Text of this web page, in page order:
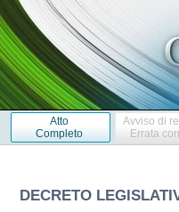
Atto
Completo
Avviso di
Errata
DECRETO